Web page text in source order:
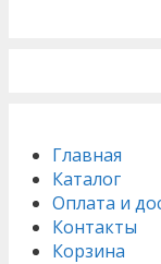
Главная
Каталог
Оплата и
Контакты
Корзина